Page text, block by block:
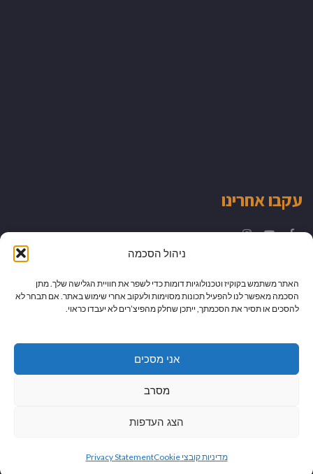
ניהול הסכמה
האתר משתמש בקוקיז וטכנולוגיות דומות כדי לשפר את חוויית הגלישה שלך. מתן
הסכמה מאפשר לנו להפעיל תכונות מסוימות ולעקוב אחרי שימוש באתר. אם תבחר לא
להסכים או תסיר את הסכמתך, ייתכן שחלק מהפיצ’רים לא יעבדו כראוי.
אני מסכים
מסרב
הצג העדפות
מדיניות קובצי Cookie Privacy Statement
עקבו אחרינו
מיתוג עיצוב ובניית אתרים